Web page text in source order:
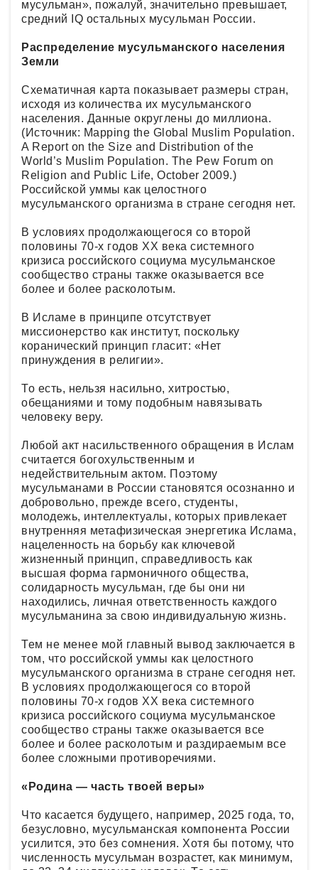
мусульман», пожалуй, значительно превышает,
средний IQ остальных мусульман России.
Распределение мусульманского населения
Земли
Схематичная карта показывает размеры стран,
исходя из количества их мусульманского
населения. Данные округлены до миллиона.
(Источник: Mapping the Global Muslim Population.
A Report on the Size and Distribution of the
World’s Muslim Population. The Pew Forum on
Religion and Public Life, October 2009.)
Российской уммы как целостного
мусульманского организма в стране сегодня нет.
В условиях продолжающегося со второй
половины 70-х годов ХХ века системного
кризиса российского социума мусульманское
сообщество страны также оказывается все
более и более расколотым.
В Исламе в принципе отсутствует
миссионерство как институт, поскольку
коранический принцип гласит: «Нет
принуждения в религии».
То есть, нельзя насильно, хитростью,
обещаниями и тому подобным навязывать
человеку веру.
Любой акт насильственного обращения в Ислам
считается богохульственным и
недействительным актом. Поэтому
мусульманами в России становятся осознанно и
добровольно, прежде всего, студенты,
молодежь, интеллектуалы, которых привлекает
внутренняя метафизическая энергетика Ислама,
нацеленность на борьбу как ключевой
жизненный принцип, справедливость как
высшая форма гармоничного общества,
солидарность мусульман, где бы они ни
находились, личная ответственность каждого
мусульманина за свою индивидуальную жизнь.
Тем не менее мой главный вывод заключается в
том, что российской уммы как целостного
мусульманского организма в стране сегодня нет.
В условиях продолжающегося со второй
половины 70-х годов ХХ века системного
кризиса российского социума мусульманское
сообщество страны также оказывается все
более и более расколотым и раздираемым все
более сложными противоречиями.
«Родина — часть твоей веры»
Что касается будущего, например, 2025 года, то,
безусловно, мусульманская компонента России
усилится, это без сомнения. Хотя бы потому, что
численность мусульман возрастет, как минимум,